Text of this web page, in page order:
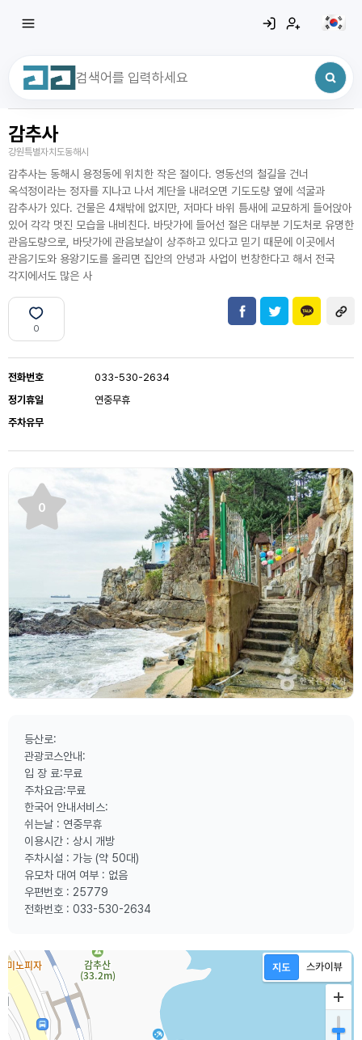
최근 검색어
감추사
강원특별자치도동해시
감추사는 동해시 용정동에 위치한 작은 절이다. 영동선의 철길을 건너
옥석정이라는 정자를 지나고 나서 계단을 내려오면 기도도량 옆에 석굴과
감추사가 있다. 건물은 4채밖에 없지만, 저마다 바위 틈새에 교묘하게 들어앉아
있어 각각 멋진 모습을 내비친다. 바닷가에 들어선 절은 대부분 기도처로 유명한
관음도량으로, 바닷가에 관음보살이 상주하고 있다고 믿기 때문에 이곳에서
관음기도와 용왕기도를 올리면 집안의 안녕과 사업이 번창한다고 해서 전국
각지에서도 많은 사
0
전화번호
033-530-2634
정기휴일
연중무휴
주차유무
0
등산로:
관광코스안내:
입 장 료:무료
주차요금:무료
한국어 안내서비스:
쉬는날 : 연중무휴
이용시간 : 상시 개방
주차시설 : 가능 (약 50대)
유모차 대여 여부 : 없음
우편번호 : 25779
전화번호 : 033-530-2634